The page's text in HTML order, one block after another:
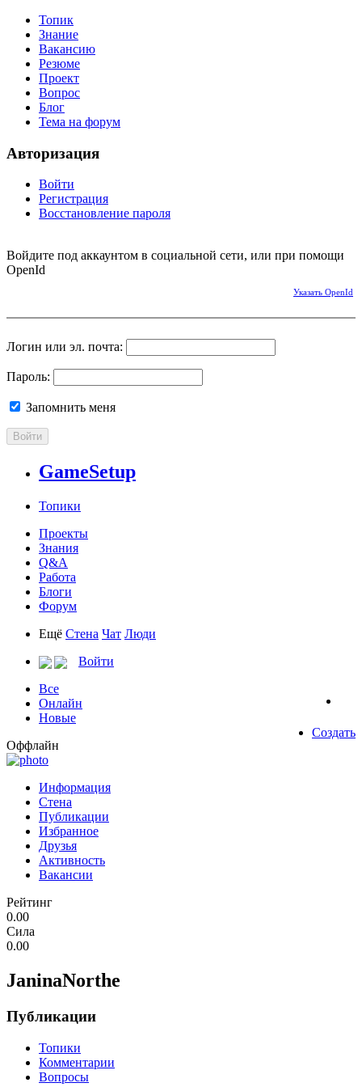
Топик
Знание
Вакансию
Резюме
Проект
Вопрос
Блог
Тема на форум
Авторизация
Войти
Регистрация
Восстановление пароля
Войдите под аккаунтом в социальной сети, или при помощи
OpenId
Указать OpenId
Логин или эл. почта:
Пароль:
Запомнить меня
Войти
GameSetup
Топики
Проекты
Знания
Q&A
Работа
Блоги
Форум
Ещё Стена Чат Люди
Войти
Все
Онлайн
Новые
Создать
Оффлайн
Информация
Стена
Публикации
Избранное
Друзья
Активность
Вакансии
Рейтинг
0.00
Сила
0.00
JaninaNorthe
Публикации
Топики
Комментарии
Вопросы